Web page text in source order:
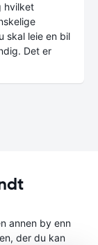
hvilket
skal leie en bil
Det er
annen by enn
der du kan